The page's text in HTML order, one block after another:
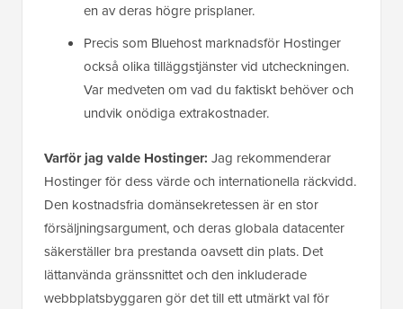
en av deras högre prisplaner.
Precis som Bluehost marknadsför Hostinger
också olika tilläggstjänster vid utcheckningen.
Var medveten om vad du faktiskt behöver och
undvik onödiga extrakostnader.
Varför jag valde Hostinger: Jag rekommenderar
Hostinger för dess värde och internationella räckvidd.
Den kostnadsfria domänsekretessen är en stor
försäljningsargument, och deras globala datacenter
säkerställer bra prestanda oavsett din plats. Det
lättanvända gränssnittet och den inkluderade
webbplatsbyggaren gör det till ett utmärkt val för